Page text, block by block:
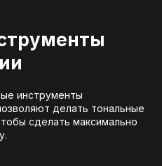
инструменты
делать тональные
сделать максимально